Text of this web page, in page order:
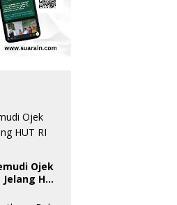
Ojek
HUT